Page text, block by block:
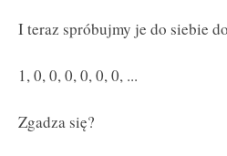
I teraz spróbujmy je do siebie
1, 0, 0, 0, 0, 0, 0, ...
Zgadza się?